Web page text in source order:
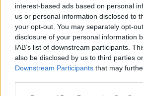
interest-based ads based on personal
us or personal information disclosed to
your opt-out. You may separately opt-
disclosure of your personal information
IAB’s list of downstream participants.
also be disclosed by us to third parties
Downstream Participants that may
Cím:
Nagyházi
Kft.
1055
Telefon:
4756005
Weboldal:
http://